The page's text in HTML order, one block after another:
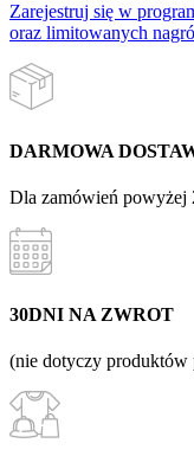
Zarejestruj się w
oraz limitowanych
DARMOWA
Dla zamówień powyżej
30DNI NA ZWROT
(nie dotyczy produktów